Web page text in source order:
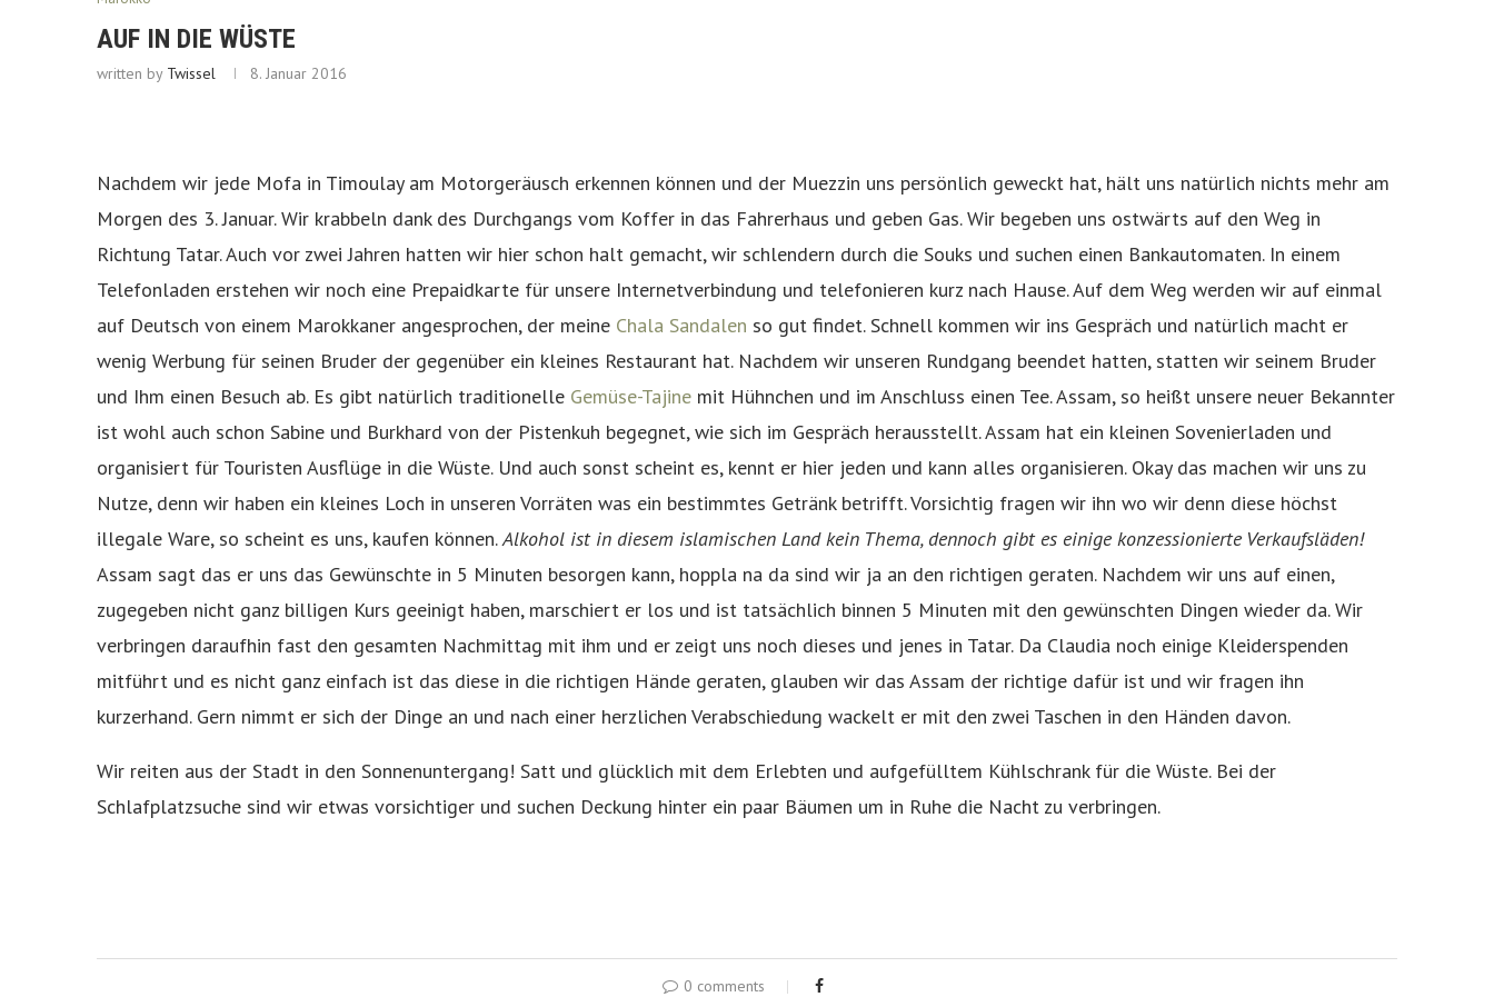
AUF IN DIE WÜSTE
written by Twissel 8. Januar 2016
Nachdem wir jede Mofa in Timoulay am Motorgeräusch erkennen können und der Muezzin uns persönlich geweckt hat, hält uns natürlich nichts mehr am
Morgen des 3. Januar. Wir krabbeln dank des Durchgangs vom Koffer in das Fahrerhaus und geben Gas. Wir begeben uns ostwärts auf den Weg in
Richtung Tatar. Auch vor zwei Jahren hatten wir hier schon halt gemacht, wir schlendern durch die Souks und suchen einen Bankautomaten. In einem
Telefonladen erstehen wir noch eine Prepaidkarte für unsere Internetverbindung und telefonieren kurz nach Hause. Auf dem Weg werden wir auf einmal
auf Deutsch von einem Marokkaner angesprochen, der meine Chala Sandalen so gut findet. Schnell kommen wir ins Gespräch und natürlich macht er
wenig Werbung für seinen Bruder der gegenüber ein kleines Restaurant hat. Nachdem wir unseren Rundgang beendet hatten, statten wir seinem Bruder
und Ihm einen Besuch ab. Es gibt natürlich traditionelle Gemüse-Tajine mit Hühnchen und im Anschluss einen Tee. Assam, so heißt unsere neuer Bekannter
ist wohl auch schon Sabine und Burkhard von der Pistenkuh begegnet, wie sich im Gespräch herausstellt. Assam hat ein kleinen Sovenierladen und
organisiert für Touristen Ausflüge in die Wüste. Und auch sonst scheint es, kennt er hier jeden und kann alles organisieren. Okay das machen wir uns zu
Nutze, denn wir haben ein kleines Loch in unseren Vorräten was ein bestimmtes Getränk betrifft. Vorsichtig fragen wir ihn wo wir denn diese höchst
illegale Ware, so scheint es uns, kaufen können.Alkohol ist in diesem islamischen Land kein Thema, dennoch gibt es einige konzessionierte Verkaufsläden!
Assam sagt das er uns das Gewünschte in 5 Minuten besorgen kann, hoppla na da sind wir ja an den richtigen geraten. Nachdem wir uns auf einen,
zugegeben nicht ganz billigen Kurs geeinigt haben, marschiert er los und ist tatsächlich binnen 5 Minuten mit den gewünschten Dingen wieder da. Wir
verbringen daraufhin fast den gesamten Nachmittag mit ihm und er zeigt uns noch dieses und jenes in Tatar. Da Claudia noch einige Kleiderspenden
mitführt und es nicht ganz einfach ist das diese in die richtigen Hände geraten, glauben wir das Assam der richtige dafür ist und wir fragen ihn
kurzerhand. Gern nimmt er sich der Dinge an und nach einer herzlichen Verabschiedung wackelt er mit den zwei Taschen in den Händen davon.
Wir reiten aus der Stadt in den Sonnenuntergang! Satt und glücklich mit dem Erlebten und aufgefülltem Kühlschrank für die Wüste. Bei der
Schlafplatzsuche sind wir etwas vorsichtiger und suchen Deckung hinter ein paar Bäumen um in Ruhe die Nacht zu verbringen.
0 comments